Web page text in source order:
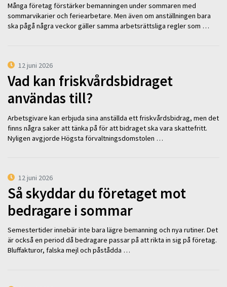
Många företag förstärker bemanningen under sommaren med
sommarvikarier och feriearbetare. Men även om anställningen bara
ska pågå några veckor gäller samma arbetsrättsliga regler som …
12 juni 2026
Vad kan friskvårdsbidraget
användas till?
Arbetsgivare kan erbjuda sina anställda ett friskvårdsbidrag, men det
finns några saker att tänka på för att bidraget ska vara skattefritt.
Nyligen avgjorde Högsta förvaltningsdomstolen …
12 juni 2026
Så skyddar du företaget mot
bedragare i sommar
Semestertider innebär inte bara lägre bemanning och nya rutiner. Det
är också en period då bedragare passar på att rikta in sig på företag.
Bluffakturor, falska mejl och påstådda …